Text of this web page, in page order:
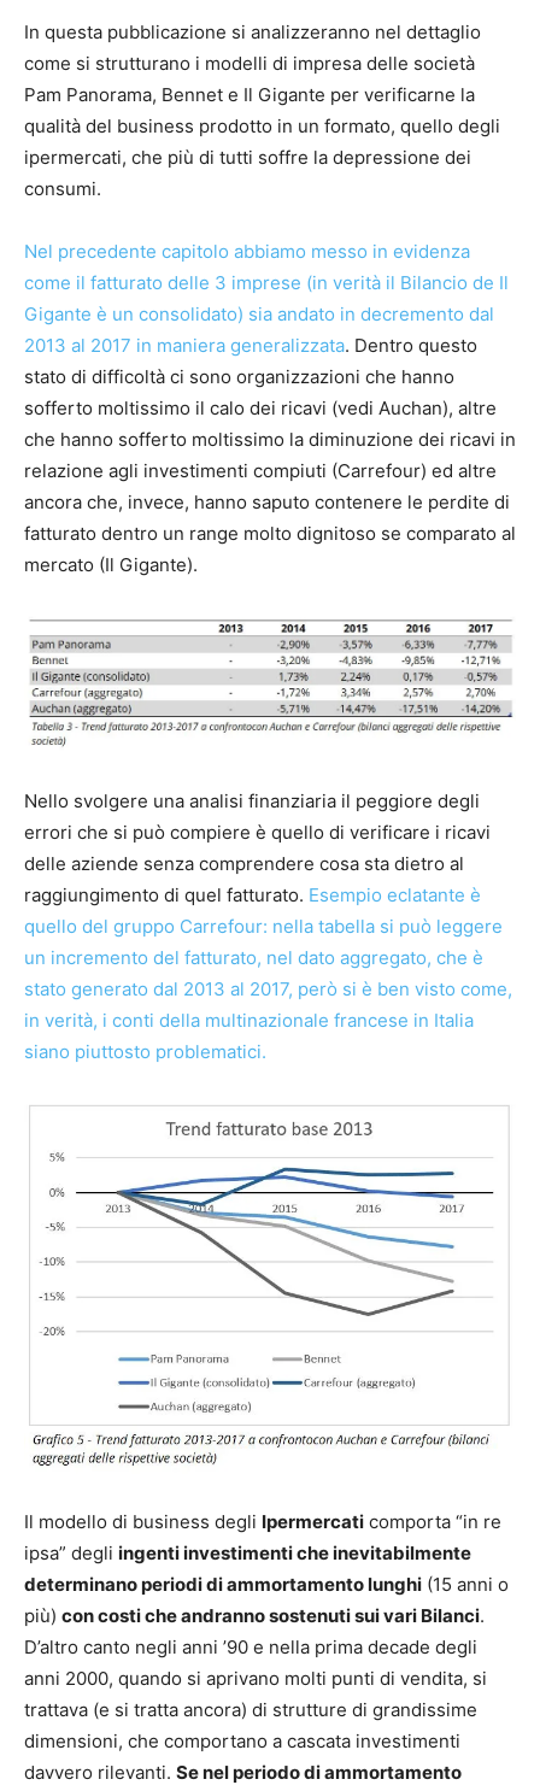
In questa pubblicazione si analizzeranno nel dettaglio
come si strutturano i modelli di impresa delle società
Pam Panorama, Bennet e Il Gigante per verificarne la
qualità del business prodotto in un formato, quello degli
ipermercati, che più di tutti soffre la depressione dei
consumi.
Nel precedente capitolo abbiamo messo in evidenza
come il fatturato delle 3 imprese (in verità il Bilancio de Il
Gigante è un consolidato) sia andato in decremento dal
2013 al 2017 in maniera generalizzata. Dentro questo
stato di difficoltà ci sono organizzazioni che hanno
sofferto moltissimo il calo dei ricavi (vedi Auchan), altre
che hanno sofferto moltissimo la diminuzione dei ricavi in
relazione agli investimenti compiuti (Carrefour) ed altre
ancora che, invece, hanno saputo contenere le perdite di
fatturato dentro un range molto dignitoso se comparato al
mercato (Il Gigante).
Nello svolgere una analisi finanziaria il peggiore degli
errori che si può compiere è quello di verificare i ricavi
delle aziende senza comprendere cosa sta dietro al
raggiungimento di quel fatturato. Esempio eclatante è
quello del gruppo Carrefour: nella tabella si può leggere
un incremento del fatturato, nel dato aggregato, che è
stato generato dal 2013 al 2017, però si è ben visto come,
in verità, i conti della multinazionale francese in Italia
siano piuttosto problematici.
Il modello di business degli Ipermercati comporta “in re
ipsa” degli ingenti investimenti che inevitabilmente
determinano periodi di ammortamento lunghi (15 anni o
più) con costi che andranno sostenuti sui vari Bilanci.
D’altro canto negli anni ’90 e nella prima decade degli
anni 2000, quando si aprivano molti punti di vendita, si
trattava (e si tratta ancora) di strutture di grandissime
dimensioni, che comportano a cascata investimenti
davvero rilevanti. Se nel periodo di ammortamento